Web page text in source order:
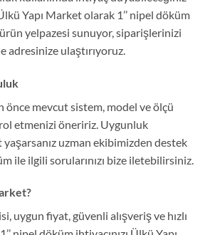
Yapı Market olarak 1’’ nipel döküm
yelpazesi sunuyor, siparişlerinizi
adresinize ulaştırıyoruz.
önce mevcut sistem, model ve ölçü
etmenizi öneririz. Uygunluk
uzman ekibimizden destek
ile ilgili sorularınızı bize iletebilirsiniz.
uygun fiyat, güvenli alışveriş ve hızlı